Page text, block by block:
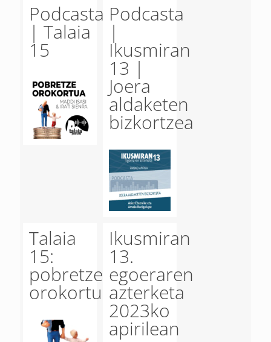
Podcasta
| Talaia
15
Podcasta
|
Ikusmiran
13 |
Joera
aldaketen
bizkortzea
Talaia
15:
pobretze
orokortua
Ikusmiran
13.
egoeraren
azterketa
2023ko
apirilean